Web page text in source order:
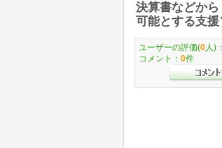
決算書などか
可能とする支
ユーザーの評価(0 人)：
コメント： 0件